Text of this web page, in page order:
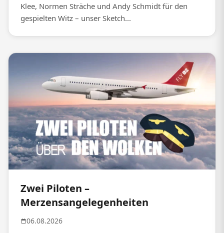
Klee, Normen Sträche und Andy Schmidt für den
gespielten Witz – unser Sketch...
Zwei Piloten –
Merzensangelegenheiten
06.08.2026